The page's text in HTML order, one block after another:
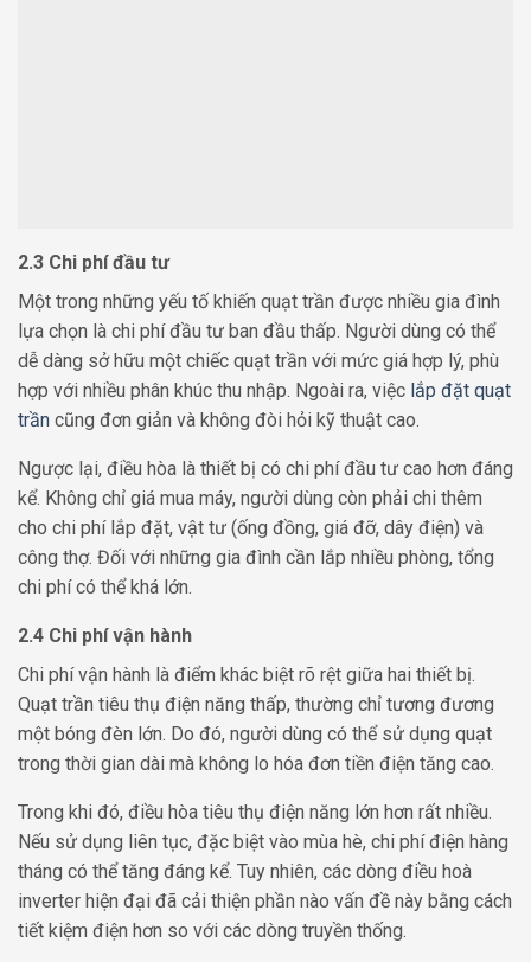
2.3 Chi phí đầu tư
Một trong những yếu tố khiến quạt trần được nhiều gia đình
lựa chọn là chi phí đầu tư ban đầu thấp. Người dùng có thể
dễ dàng sở hữu một chiếc quạt trần với mức giá hợp lý, phù
hợp với nhiều phân khúc thu nhập. Ngoài ra, việc lắp đặt quạt
trần cũng đơn giản và không đòi hỏi kỹ thuật cao.
Ngược lại, điều hòa là thiết bị có chi phí đầu tư cao hơn đáng
kể. Không chỉ giá mua máy, người dùng còn phải chi thêm
cho chi phí lắp đặt, vật tư (ống đồng, giá đỡ, dây điện) và
công thợ. Đối với những gia đình cần lắp nhiều phòng, tổng
chi phí có thể khá lớn.
2.4 Chi phí vận hành
Chi phí vận hành là điểm khác biệt rõ rệt giữa hai thiết bị.
Quạt trần tiêu thụ điện năng thấp, thường chỉ tương đương
một bóng đèn lớn. Do đó, người dùng có thể sử dụng quạt
trong thời gian dài mà không lo hóa đơn tiền điện tăng cao.
Trong khi đó, điều hòa tiêu thụ điện năng lớn hơn rất nhiều.
Nếu sử dụng liên tục, đặc biệt vào mùa hè, chi phí điện hàng
tháng có thể tăng đáng kể. Tuy nhiên, các dòng điều hoà
inverter hiện đại đã cải thiện phần nào vấn đề này bằng cách
tiết kiệm điện hơn so với các dòng truyền thống.